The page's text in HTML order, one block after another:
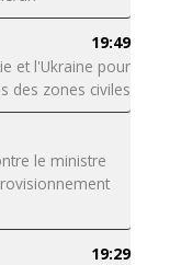
19:49
et l'Ukraine pour
des zones civiles
le ministre
19:29